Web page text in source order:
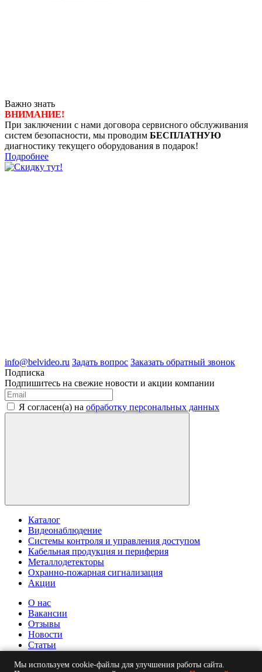
Важно знать
ВНИМАНИЕ!
При заключении с нами договора сервисного обслуживания
систем безопасности, мы проводим БЕСПЛАТНУЮ
диагностику текущего оборудования в подарок!
Подробнее
info@belvideo.ru Задать вопрос Заказать обратный звонок
Подписка
Подпишитесь на свежие новости и акции компании
Я согласен(а) на обработку персональных данных
Каталог
Видеонаблюдение
Системы контроля и управления доступом
Кабельная продукция и периферия
Металлодетекторы
Охранно-пожарная сигнализация
Акции
О нас
Вакансии
Отзывы
Новости
Статьи
© ООО "БСБ". Информация сайта защищена законом об
Мы используем cookie-файлы для улучшения работы сайта.